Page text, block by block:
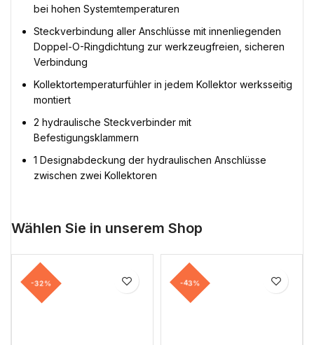
bei hohen Systemtemperaturen
Steckverbindung aller Anschlüsse mit innenliegenden
Doppel-O-Ringdichtung zur werkzeugfreien, sicheren
Verbindung
Kollektortemperaturfühler in jedem Kollektor werksseitig
montiert
2 hydraulische Steckverbinder mit
Befestigungsklammern
1 Designabdeckung der hydraulischen Anschlüsse
zwischen zwei Kollektoren
Wählen Sie in unserem Shop
-32% -43%